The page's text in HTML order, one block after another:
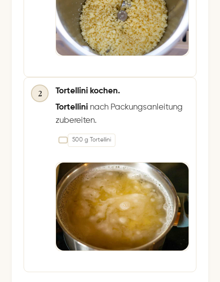
2
Tortellini kochen.
Tortellini nach Packungsanleitung
zubereiten.
500 g Tortellini